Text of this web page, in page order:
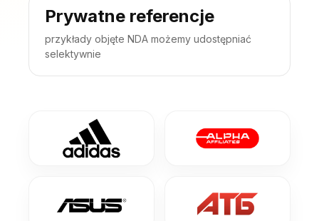
Prywatne referencje
przykłady objęte NDA możemy udostępniać
selektywnie